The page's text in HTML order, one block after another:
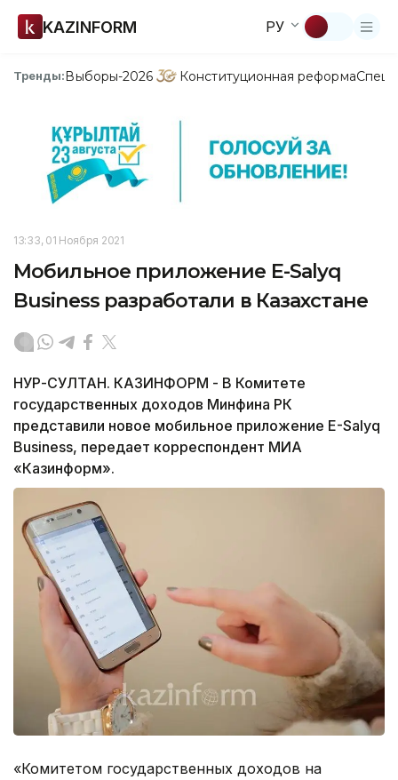
KAZINFORM РУ
Тренды:Выборы-2026 Конституционная реформа
13:33, 01 Ноября 2021
Мобильное приложение E-Salyq
Business разработали в Казахстане
НУР-СУЛТАН. КАЗИНФОРМ - В Комитете
государственных доходов Минфина РК
представили новое мобильное приложение E-Salyq
Business, передает корреспондент МИА
«Казинформ».
«Комитетом государственных доходов на